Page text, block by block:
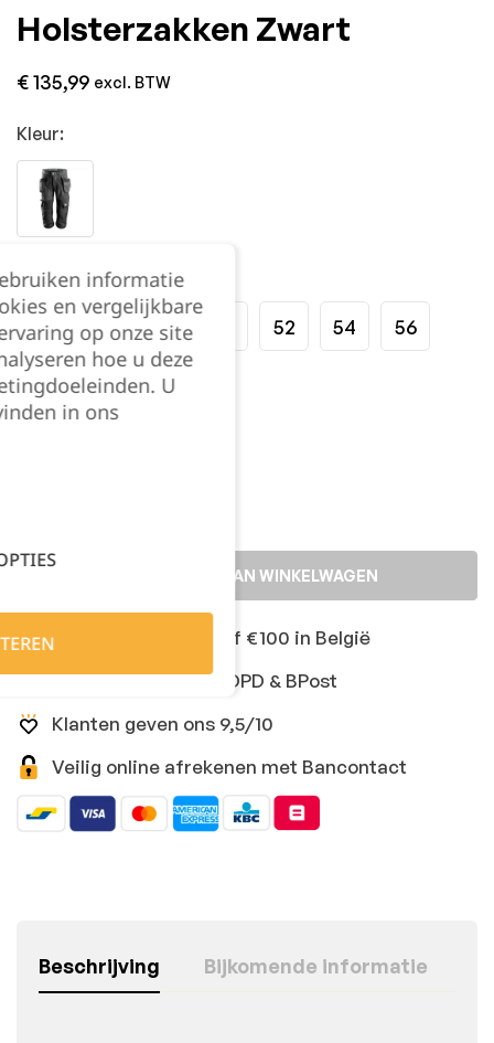
Holsterzakken Zwart
€135,99 excl. BTW
Kleur:
Maat:
44 46 48 52 54 56
58 60 62
TOEVOEGEN AAN WINKELWAGEN
Gratis levering vanaf €100 in België
Snelle levering met DPD & BPost
Klanten geven ons 9,5/10
Veilig online afrekenen met Bancontact
Beschrijving Bijkomende informatie
informatie
en vergelijkbare
op onze site
hoe u deze
U
in ons